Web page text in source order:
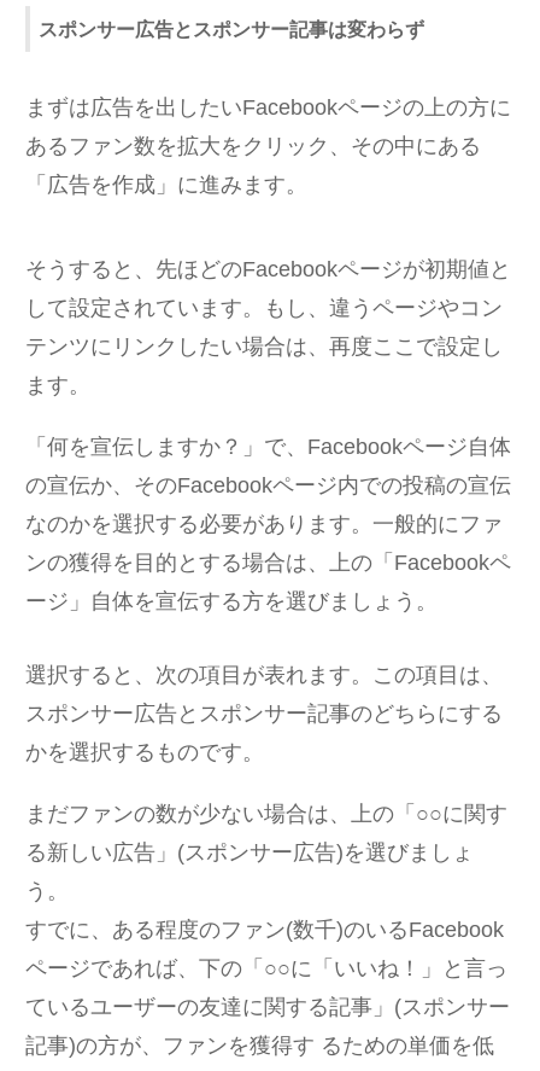
スポンサー広告とスポンサー記事は変わらず
まずは広告を出したいFacebookページの上の方に
あるファン数を拡大をクリック、その中にある
「広告を作成」に進みます。
そうすると、先ほどのFacebookページが初期値と
して設定されています。もし、違うページやコン
テンツにリンクしたい場合は、再度ここで設定し
ます。
「何を宣伝しますか？」で、Facebookページ自体
の宣伝か、そのFacebookページ内での投稿の宣伝
なのかを選択する必要があります。一般的にファ
ンの獲得を目的とする場合は、上の「Facebookペ
ージ」自体を宣伝する方を選びましょう。
選択すると、次の項目が表れます。この項目は、
スポンサー広告とスポンサー記事のどちらにする
かを選択するものです。
まだファンの数が少ない場合は、上の「○○に関す
る新しい広告」(スポンサー広告)を選びましょ
う。
すでに、ある程度のファン(数千)のいるFacebook
ページであれば、下の「○○に「いいね！」と言っ
ているユーザーの友達に関する記事」(スポンサー
記事)の方が、ファンを獲得す るための単価を低